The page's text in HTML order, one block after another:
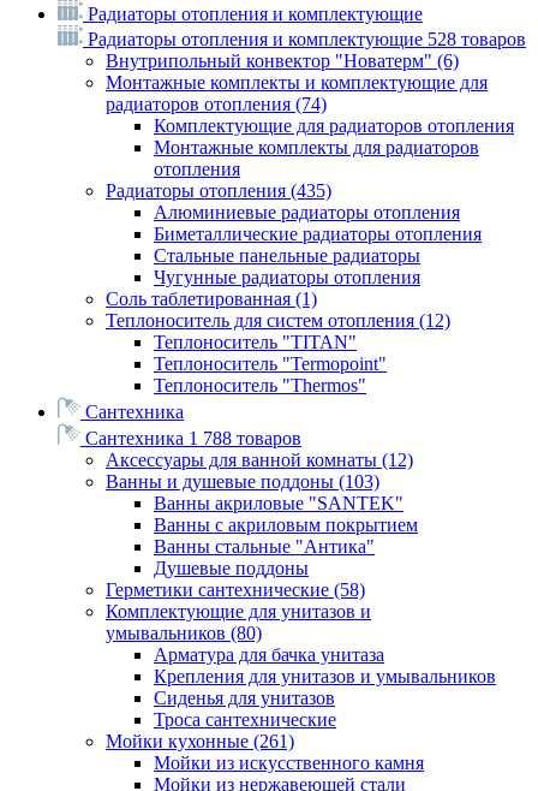
Радиаторы отопления и комплектующие
Радиаторы отопления и комплектующие 528 товаров
Внутрипольный конвектор "Новатерм" (6)
Монтажные комплекты и комплектующие для
радиаторов отопления (74)
Комплектующие для радиаторов отопления
Монтажные комплекты для радиаторов
отопления
Радиаторы отопления (435)
Алюминиевые радиаторы отопления
Биметаллические радиаторы отопления
Стальные панельные радиаторы
Чугунные радиаторы отопления
Соль таблетированная (1)
Теплоноситель для систем отопления (12)
Теплоноситель "TITAN"
Теплоноситель "Termopoint"
Теплоноситель "Thermos"
Сантехника
Сантехника 1 788 товаров
Аксессуары для ванной комнаты (12)
Ванны и душевые поддоны (103)
Ванны акриловые "SANTEK"
Ванны с акриловым покрытием
Ванны стальные "Антика"
Душевые поддоны
Герметики сантехнические (58)
Комплектующие для унитазов и
умывальников (80)
Арматура для бачка унитаза
Крепления для унитазов и умывальников
Сиденья для унитазов
Троса сантехнические
Мойки кухонные (261)
Мойки из искусственного камня
Мойки из нержавеющей стали